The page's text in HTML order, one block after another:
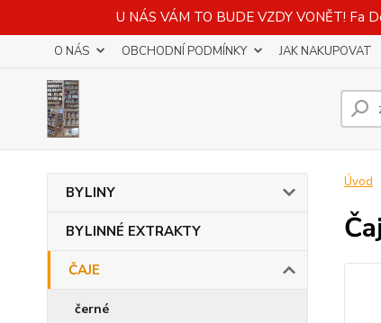
U NÁS VÁM TO BUDE VZDY VONĚT! Fa
O NÁS OBCHODNÍ PODMÍNKY JAK NAKUPOVAT
BYLINY
BYLINNÉ EXTRAKTY
ČAJE
černé
Úvod